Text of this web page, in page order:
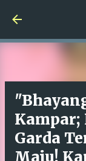
Kampar;
Garda
Maju!